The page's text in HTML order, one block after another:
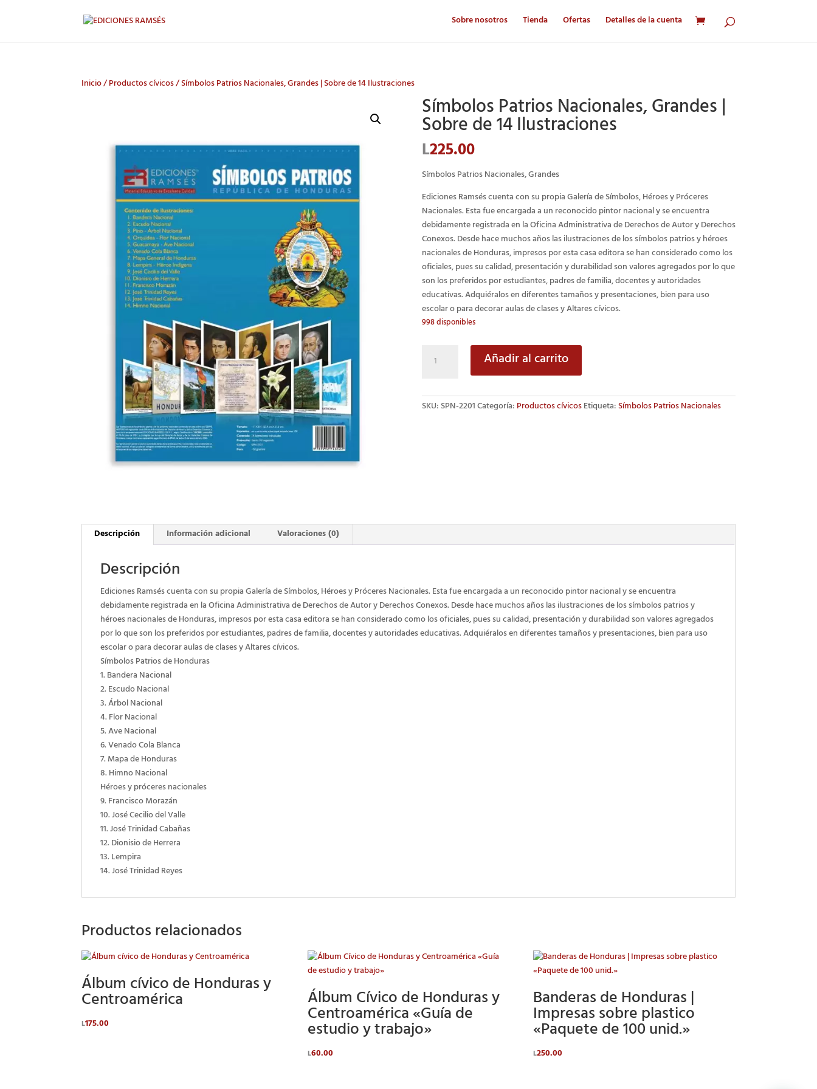
Sobre nosotros Tienda Ofertas Detalles de la cuenta
Inicio/Productos cívicos/ Símbolos Patrios Nacionales, Grandes | Sobre de 14 Ilustraciones
Símbolos Patrios Nacionales, Grandes |
Sobre de 14 Ilustraciones
L225.00
Símbolos Patrios Nacionales, Grandes
Ediciones Ramsés cuenta con su propia Galería deSímbolos, Héroes y Próceres
Nacionales. Esta fue encargada a un reconocido pintor nacional y se encuentra
debidamente registrada en la Oficina Administrativa de Derechos de Autor y Derechos
Conexos. Desde hace muchos años las ilustraciones de los símbolos patrios y héroes
nacionales de Honduras, impresos por esta casa editora se han considerado como los
oficiales, pues su calidad, presentación y durabilidad son valores agregados por lo que
son los preferidos por estudiantes, padres de familia, docentes y autoridades
educativas. Adquiéralos en diferentes tamaños y presentaciones, bien para uso
escolar o para decorar aulas de clases yAltarescívicos.
998 disponibles
Patrios
Grandes
|
Añadir al carrito
SKU:SPN-2201Categoría:Productos cívicosEtiqueta:Símbolos Patrios Nacionales
Descripción Información adicional Valoraciones (0)
Descripción
Ediciones Ramsés cuenta con su propia Galería deSímbolos, Héroes y Próceres Nacionales. Esta fue encargada a un reconocido pintor nacional y se encuentra
debidamente registrada en la Oficina Administrativa de Derechos de Autor y Derechos Conexos. Desde hace muchos años las ilustraciones de los símbolos patrios y
héroes nacionales de Honduras, impresos por esta casa editora se han considerado como los oficiales, pues su calidad, presentación y durabilidad son valores agregados
por lo que son los preferidos por estudiantes, padres de familia, docentes y autoridades educativas. Adquiéralos en diferentes tamaños y presentaciones, bien para uso
escolar o para decorar aulas de clases yAltarescívicos.
Símbolos Patrios de Honduras
1. Bandera Nacional
2. Escudo Nacional
3. Árbol Nacional
4. Flor Nacional
5. Ave Nacional
6. Venado Cola Blanca
7. Mapa de Honduras
8. Himno Nacional
Héroes y próceres nacionales
9. Francisco Morazán
10. José Cecilio del Valle
11. José Trinidad Cabañas
12. Dionisio de Herrera
13. Lempira
14. José Trinidad Reyes
Productos relacionados
Álbum cívico de Honduras y
Centroamérica
L175.00
Álbum Cívico de Honduras y
Centroamérica «Guía de
estudio y trabajo»
L60.00
Banderas de Honduras |
Impresas sobre plastico
«Paquete de 100 unid.»
L250.00